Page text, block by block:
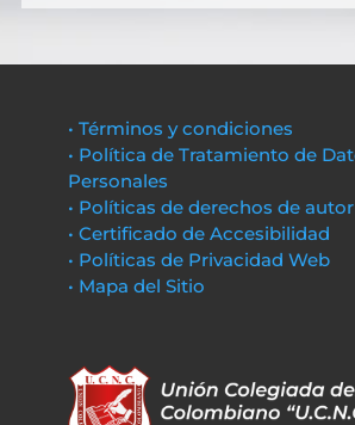
• Términos y condiciones
• Política de Tratamiento de
Personales
• Políticas de derechos de autor
• Certificado de Accesibilidad
• Políticas de Privacidad Web
• Mapa del Sitio